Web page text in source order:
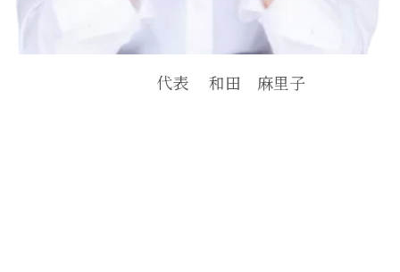
代表 和田 麻里子ああああ